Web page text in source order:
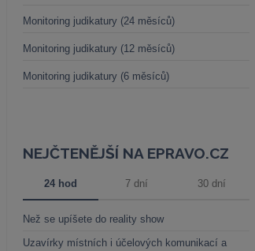
Monitoring judikatury (24 měsíců)
Monitoring judikatury (12 měsíců)
Monitoring judikatury (6 měsíců)
NEJČTENĚJŠÍ NA EPRAVO.CZ
24 hod 7 dní 30 dní
Než se upíšete do reality show
Uzavírky místních i účelových komunikací a